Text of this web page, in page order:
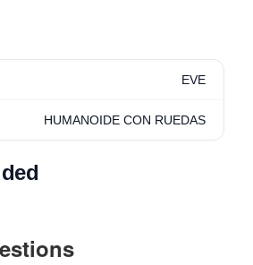
EVE
HUMANOIDE CON RUEDAS